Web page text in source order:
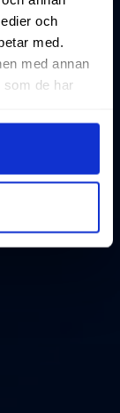
och
med.
med annan
som de har